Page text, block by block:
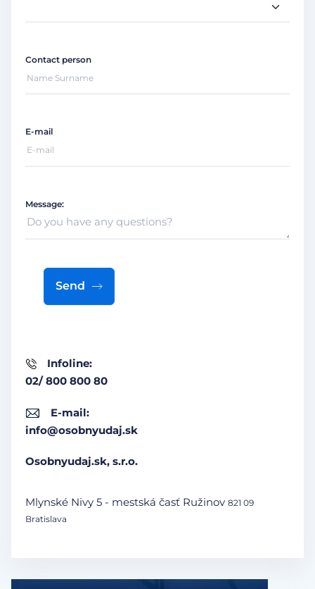
Infoline:
02/ 800 800 80
E-mail:
info@osobnyudaj.sk
Osobnyudaj.sk, s.r.o.
Mlynské Nivy 5 - mestská časť Ružinov 821 09
Bratislava
Contact person
E-mail
Message:
Send